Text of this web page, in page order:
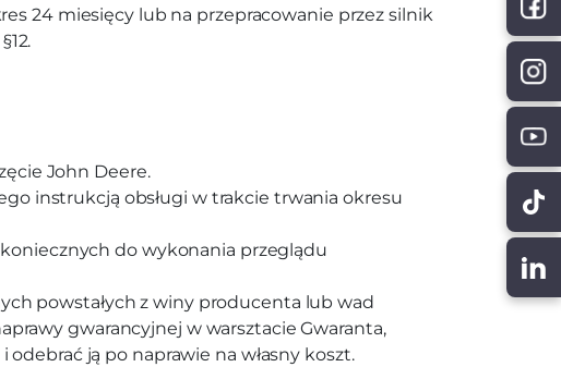
24 miesięcy lub na przepracowanie przez silnik
John Deere.
instrukcją obsługi w trakcie trwania okresu
do wykonania przeglądu
powstałych z winy producenta lub wad
gwarancyjnej w warsztacie Gwaranta,
ją po naprawie na własny koszt.